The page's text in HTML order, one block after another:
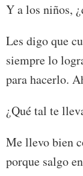
Y a los niños,
Les digo que
siempre lo
para hacerlo.
¿Qué tal te
Me llevo bien
porque salgo